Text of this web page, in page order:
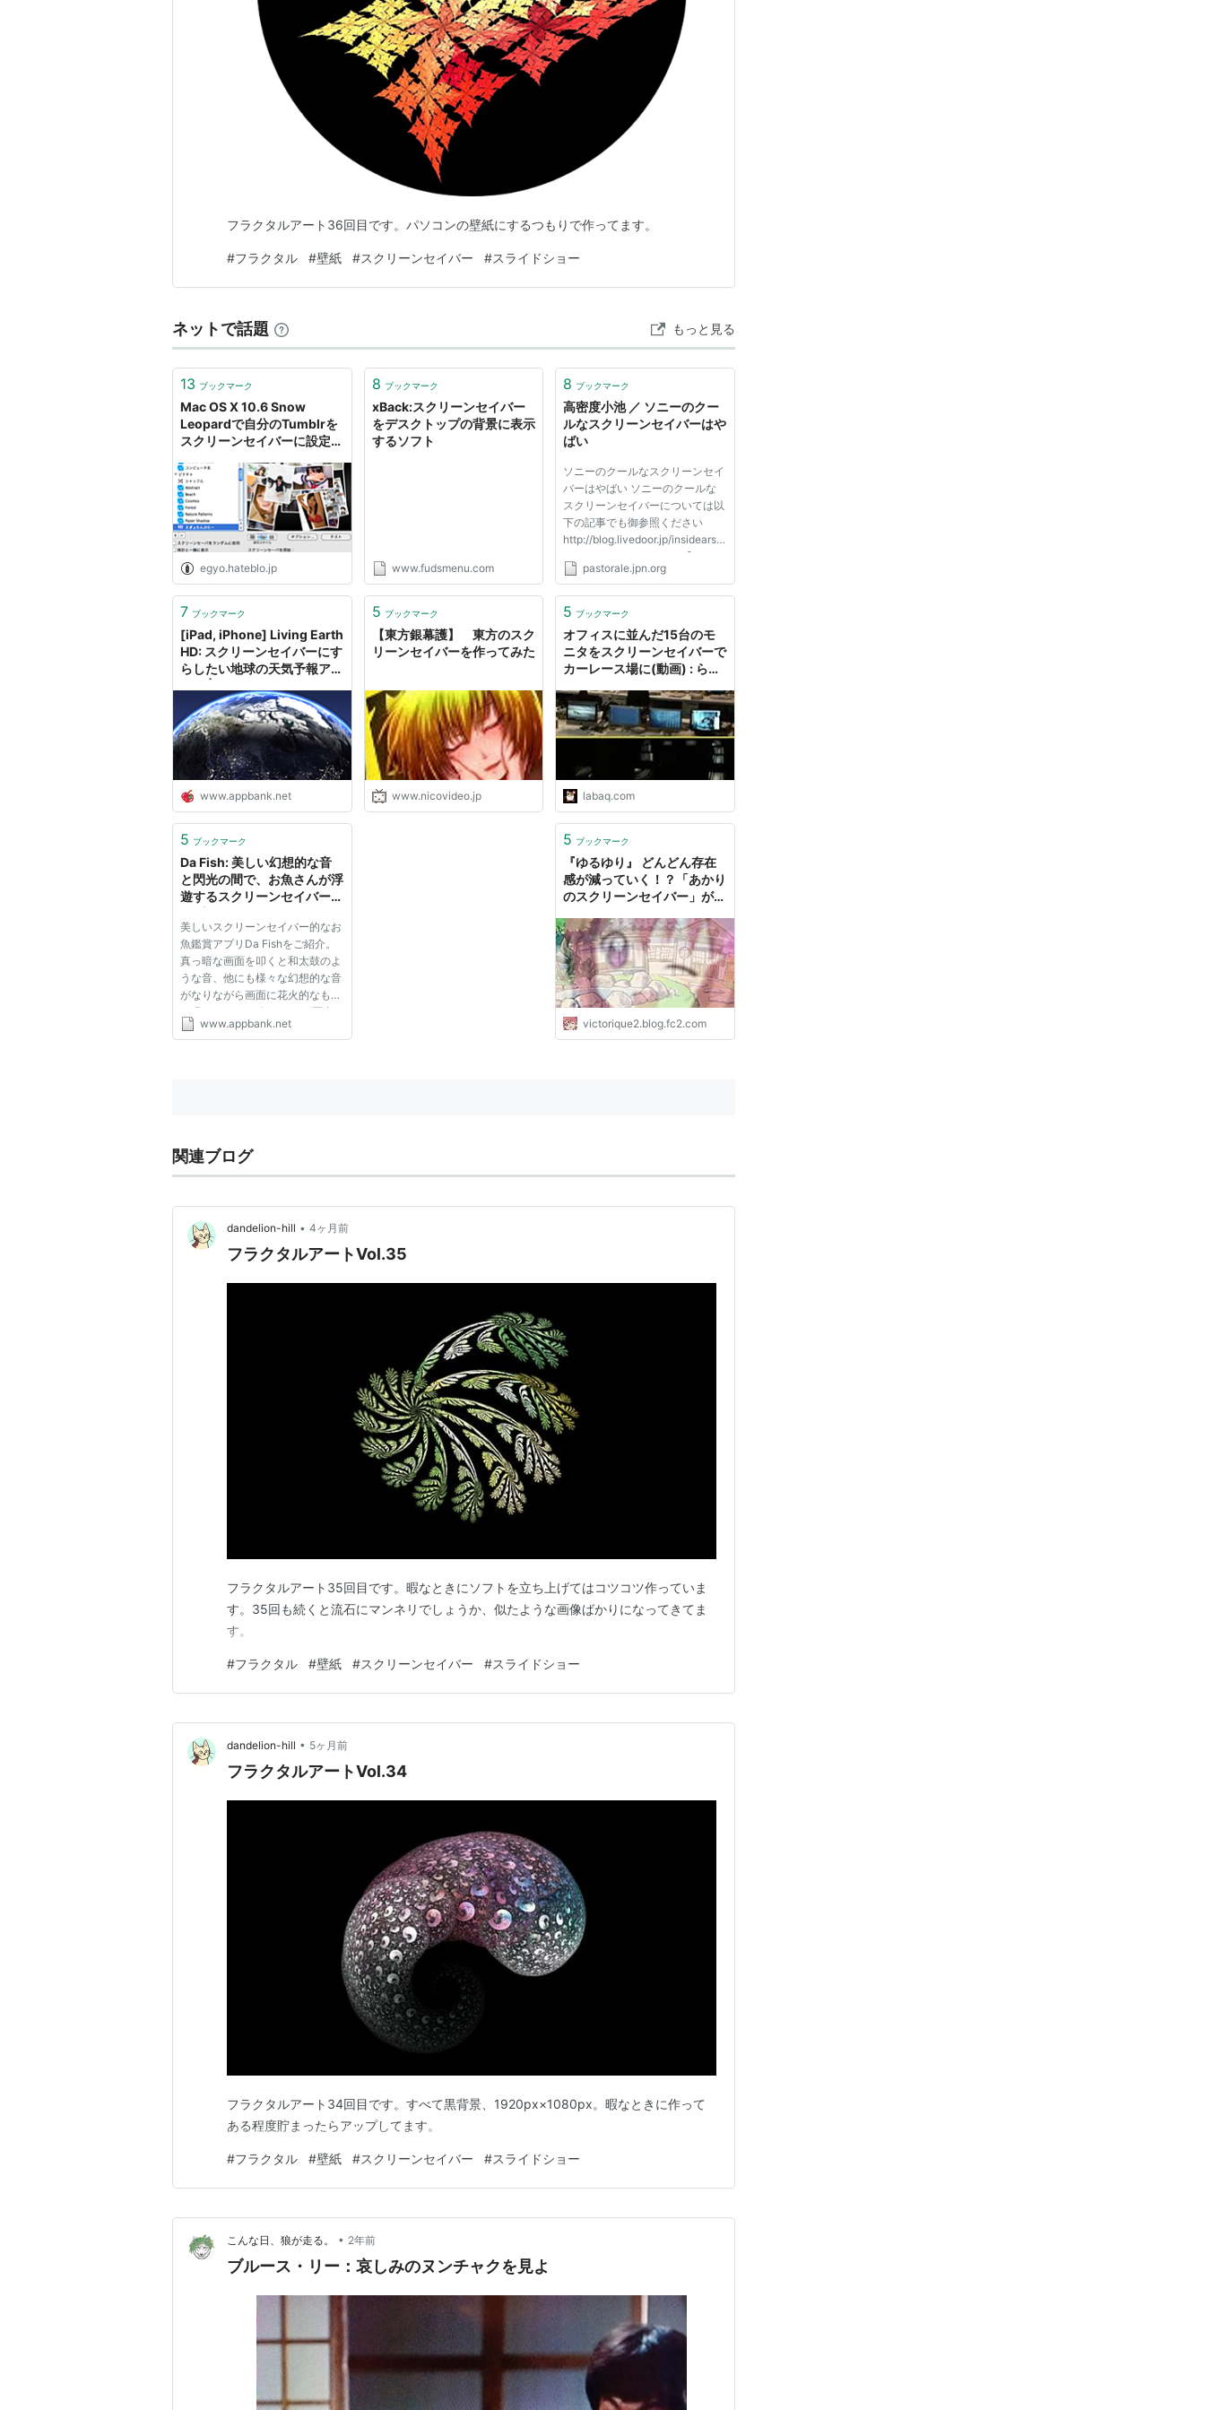
フラクタルアート36回目です。パソコンの壁紙にするつもりで作ってます。
#フラクタル #壁紙 #スクリーンセイバー #スライドショー
ネットで話題 もっと見る
13 ブックマーク
Mac OS X 10.6 Snow
Leopardで自分のTumblrを
スクリーンセイバーに設定す
egyo.hateblo.jp
8 ブックマーク
xBack:スクリーンセイバー
をデスクトップの背景に表示
するソフト
www.fudsmenu.com
8 ブックマーク
高密度小池 ／ ソニーのクー
ルなスクリーンセイバーはや
ばい
ソニーのクールなスクリーンセイ
バーはやばい ソニーのクールな
スクリーンセイバーについては以
下の記事でも御参照ください
http://blog.livedoor.jp/insidears/a
rchives/51947448.html 【ソニー
のブルーレイ】スクリーンセーバ
ん」っていれてみスゴイ さっき
pastorale.jpn.org
7 ブックマーク
[iPad, iPhone] Living Earth
HD: スクリーンセイバーにす
らしたい地球の天気予報アプ
www.appbank.net
5 ブックマーク
【東方銀幕護】 東方のスク
リーンセイバーを作ってみた
www.nicovideo.jp
5 ブックマーク
オフィスに並んだ15台のモ
ニタをスクリーンセイバーで
カーレース場に(動画) : らば
labaq.com
5 ブックマーク
Da Fish: 美しい幻想的な音
と閃光の間で、お魚さんが浮
遊するスクリーンセイバー的
美しいスクリーンセイバー的なお
魚鑑賞アプリDa Fishをご紹介。
真っ暗な画面を叩くと和太鼓のよ
うな音、他にも様々な幻想的な音
がなりながら画面に花火的なもの
が現れます。 お魚さんが二匹出
てきて画面内を浮遊します。 画
www.appbank.net
5 ブックマーク
『ゆるゆり』 どんどん存在
感が減っていく！？「あかり
のスクリーンセイバー」が凄
victorique2.blog.fc2.com
関連ブログ
dandelion-hill • 4ヶ月前
フラクタルアートVol.35
フラクタルアート35回目です。暇なときにソフトを立ち上げてはコツコツ作っていま
す。35回も続くと流石にマンネリでしょうか、似たような画像ばかりになってきてま
す。
#フラクタル #壁紙 #スクリーンセイバー #スライドショー
dandelion-hill • 5ヶ月前
フラクタルアートVol.34
フラクタルアート34回目です。すべて黒背景、1920px×1080px。暇なときに作って
ある程度貯まったらアップしてます。
#フラクタル #壁紙 #スクリーンセイバー #スライドショー
こんな日、狼が走る。 • 2年前
ブルース・リー：哀しみのヌンチャクを見よ